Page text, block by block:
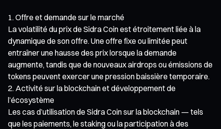
Offre et demande sur le marché
La volatilité du prix de Sidra Coin est étroitement liée à la
dynamique de son offre. Une offre fixe ou limitée peut
entraîner une hausse des prix lorsque la demande
augmente, tandis que de nouveaux airdrops ou émissions de
tokens peuvent exercer une pression baissière temporaire.
Activité sur la blockchain et développement de
l’écosystème
Les cas d’utilisation de Sidra Coin sur la blockchain — tels
que les paiements, le staking ou la participation à des